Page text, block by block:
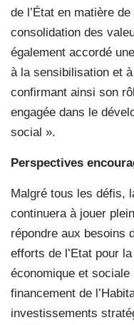
de l’État en matière
consolidation des
également accordé
à la sensibilisation et
confirmant ainsi son
engagée dans le
social ».
Perspectives
Malgré tous les défis,
continuera à jouer
répondre aux besoins
efforts de l’Etat pour
économique et
financement de
investissements